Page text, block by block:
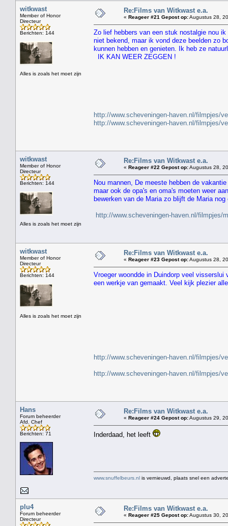
witkwast
Member of Honor
Directeur
Berichten: 144
Alles is zoals het moet zijn
Re:Films van Witkwast e.a.
« Reageer #21 Gepost op:Augustus 28,
Zo lief hebbers van een stuk nostalgie nou
niet bekend, maar ik vond deze beelden zo
kunnen hebben en genieten. Ik heb ze
IK KAN WEER ZEGGEN !
http://www.scheveningen-haven.nl/filmpjes/
http://www.scheveningen-haven.nl/filmpjes/
witkwast
Member of Honor
Directeur
Berichten: 144
Alles is zoals het moet zijn
Re:Films van Witkwast e.a.
« Reageer #22 Gepost op:Augustus 28,
Nou mannen, De meeste hebben de
maar ook de opa's en oma's moeten weer
bewerken van de Maria zo blijft de Maria
http://www.scheveningen-haven.nl/filmpjes/
witkwast
Member of Honor
Directeur
Berichten: 144
Alles is zoals het moet zijn
Re:Films van Witkwast e.a.
« Reageer #23 Gepost op:Augustus 28,
Vroeger woondde in Duindorp veel
een werkje van gemaakt. Veel kijk plezier
http://www.scheveningen-haven.nl/filmpjes/
http://www.scheveningen-haven.nl/filmpjes/
Hans
Forum beheerder
Afd. Chef
Berichten: 71
Re:Films van Witkwast e.a.
« Reageer #24 Gepost op:Augustus 29,
Inderdaad, het leeft
www.snuffelbeurs.nl is vernieuwd, plaats snel een
plu4
Forum beheerder
Directeur
Re:Films van Witkwast e.a.
« Reageer #25 Gepost op:Augustus 30,